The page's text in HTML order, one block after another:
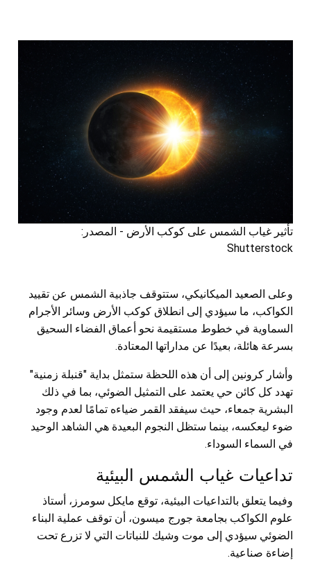
تأثير غياب الشمس على كوكب الأرض - المصدر:
Shutterstock
وعلى الصعيد الميكانيكي، ستتوقف جاذبية الشمس عن تقييد
الكواكب، ما سيؤدي إلى انطلاق كوكب الأرض وسائر الأجرام
السماوية في خطوط مستقيمة نحو أعماق الفضاء السحيق
بسرعة هائلة، بعيدًا عن مداراتها المعتادة.
وأشار كرونين إلى أن هذه اللحظة ستمثل بداية "قنبلة زمنية"
تهدد كل كائن حي يعتمد على التمثيل الضوئي، بما في ذلك
البشرية جمعاء، حيث سيفقد القمر ضياءه تمامًا لعدم وجود
ضوء ليعكسه، بينما ستظل النجوم البعيدة هي الشاهد الوحيد
في السماء السوداء.
تداعيات غياب الشمس البيئية
وفيما يتعلق بالتداعيات البيئية، توقع مايكل سومرز، أستاذ
علوم الكواكب بجامعة جورج ميسون، أن توقف عملية البناء
الضوئي سيؤدي إلى موت وشيك للنباتات التي لا تزرع تحت
إضاءة صناعية.